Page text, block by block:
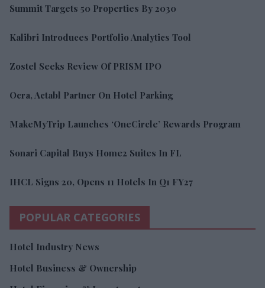
Summit Targets 50 Properties By 2030
Kalibri Introduces Portfolio Analytics Tool
Zostel Seeks Review Of PRISM IPO
Ocra, Actabl Partner On Hotel Parking
MakeMyTrip Launches ‘OneCircle’ Rewards Program
Sonari Capital Buys Home2 Suites In FL
IHCL Signs 20, Opens 11 Hotels In Q1 FY27
POPULAR CATEGORIES
Hotel Industry News
Hotel Business & Ownership